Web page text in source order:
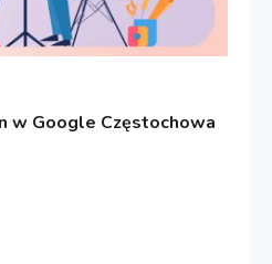
w Google Częstochowa